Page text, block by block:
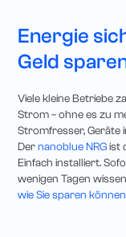
Energie
Geld
Viele kleine Betriebe
Strom – ohne es zu
Stromfresser, Geräte
Dernanoblue NRGist
Einfach installiert.
wenigen Tagen
wie Sie sparen